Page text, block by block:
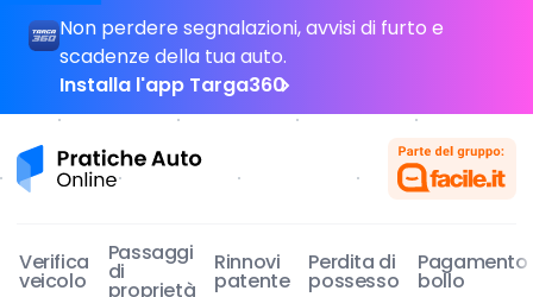
Non perdere segnalazioni, avvisi di furto e
scadenze della tua auto.
Installa l'app Targa360
Pratiche Auto Online
Verifica
veicolo
Passaggi
di
proprietà
Rinnovi
patente
Perdita di
possesso
Pagamento
bollo